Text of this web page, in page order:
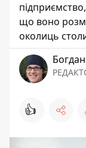
що воно
околиць
👍